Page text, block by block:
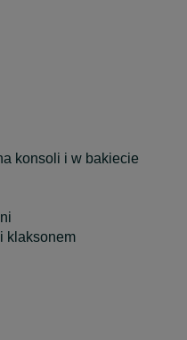
konsoli i w bakiecie
klaksonem